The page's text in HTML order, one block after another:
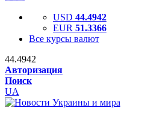
USD 44.4942
EUR 51.3366
Все курсы валют
44.4942
Авторизация
Поиск
UA